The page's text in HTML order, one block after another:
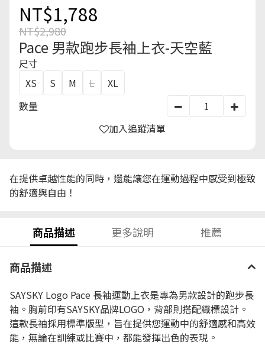
NT$1,788
NT$2,980
Pace 男款跑步長袖上衣-天空藍
尺寸
XS
S M L
XL
數量
加入追蹤清單
在提供卓越性能的同時，還能讓您在運動過程中感受到極致
的舒適與自由！
商品描述 更多說明 推薦
商品描述
SAYSKY Logo Pace 長袖運動上衣是專為男款設計的跑步長
袖。胸前印有SAYSKY品牌LOGO，背部則搭配織標設計。
這款長袖採用標準版型，旨在提供您運動中的舒適感和高效
能，無論在訓練或比賽中，都能發揮出色的表現。